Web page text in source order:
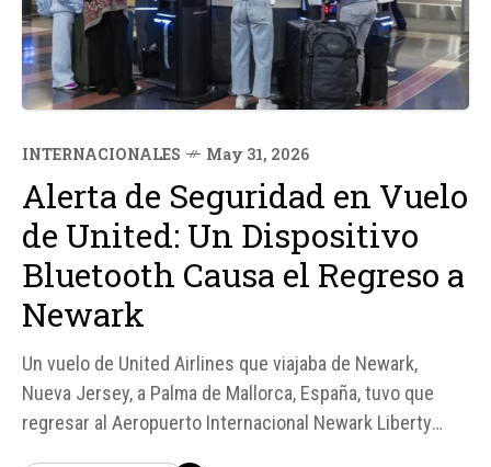
INTERNACIONALES May 31, 2026
Alerta de Seguridad en Vuelo
de United: Un Dispositivo
Bluetooth Causa el Regreso a
Newark
Un vuelo de United Airlines que viajaba de Newark,
Nueva Jersey, a Palma de Mallorca, España, tuvo que
regresar al Aeropuerto Internacional Newark Liberty